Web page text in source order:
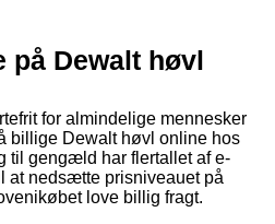
på Dewalt høvl
for almindelige mennesker
billige Dewalt høvl online hos
til gengæld har flertallet af e-
at nedsætte prisniveauet på
love billig fragt.